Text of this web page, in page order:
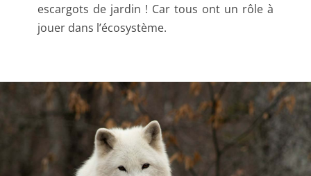
escargots de jardin ! Car tous ont un rôle à
jouer dans l’écosystème.